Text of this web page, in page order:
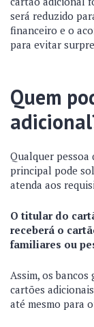
será reduzido
financeiro e o
para evitar
Quem
Qualquer pessoa
principal pode
atenda aos
O titular do
receberá o
familiares ou
Assim, os
cartões
até mesmo para